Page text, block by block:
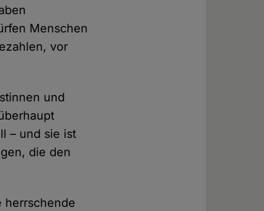
Menschen
vor
und
– und sie ist
die den
herrschende